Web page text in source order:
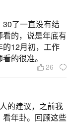
生大事。利
中做客，可以
的交流，提升
庭关系和睦，
了一直没有结
的，说是年底有
12月初，工作
的很准。
26
的建议，之前我
年卦。回顾这些